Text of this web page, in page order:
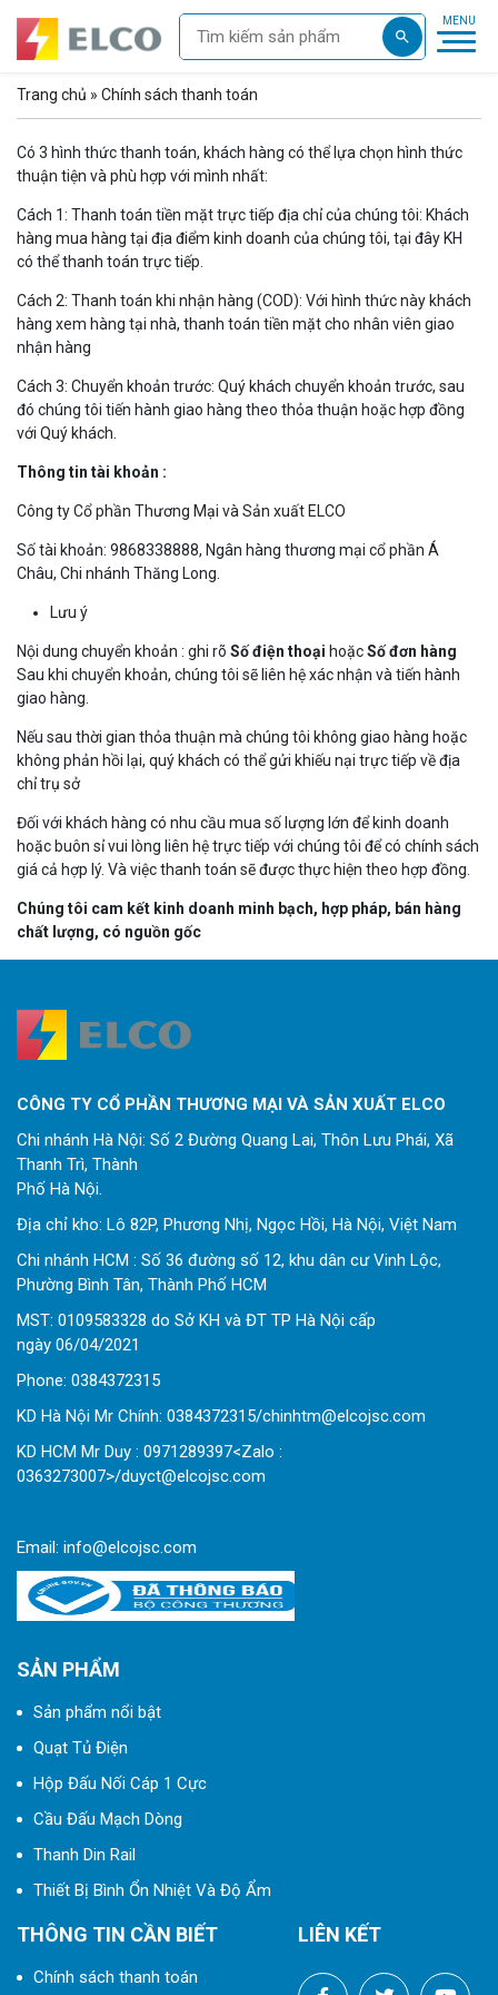
Trang chủ » Chính sách thanh toán
Có 3 hình thức thanh toán, khách hàng có thể lựa chọn hình thức
thuận tiện và phù hợp với mình nhất:
Cách 1: Thanh toán tiền mặt trực tiếp địa chỉ của chúng tôi: Khách
hàng mua hàng tại địa điểm kinh doanh của chúng tôi, tại đây KH
có thể thanh toán trực tiếp.
Cách 2: Thanh toán khi nhận hàng (COD): Với hình thức này khách
hàng xem hàng tại nhà, thanh toán tiền mặt cho nhân viên giao
nhận hàng
Cách 3: Chuyển khoản trước: Quý khách chuyển khoản trước, sau
đó chúng tôi tiến hành giao hàng theo thỏa thuận hoặc hợp đồng
với Quý khách.
Thông tin tài khoản :
Công ty Cổ phần Thương Mại và Sản xuất ELCO
Số tài khoản: 9868338888, Ngân hàng thương mại cổ phần Á
Châu, Chi nhánh Thăng Long.
Lưu ý
Nội dung chuyển khoản : ghi rõ Số điện thoại hoặcSố đơn hàng
Sau khi chuyển khoản, chúng tôi sẽ liên hệ xác nhận và tiến hành
giao hàng.
Nếu sau thời gian thỏa thuận mà chúng tôi không giao hàng hoặc
không phản hồi lại, quý khách có thể gửi khiếu nại trực tiếp về địa
chỉ trụ sở
Đối với khách hàng có nhu cầu mua số lượng lớn để kinh doanh
hoặc buôn sỉ vui lòng liên hệ trực tiếp với chúng tôi để có chính sách
giá cả hợp lý. Và việc thanh toán sẽ được thực hiện theo hợp đồng.
Chúng tôi cam kết kinh doanh minh bạch, hợp pháp, bán hàng
chất lượng, có nguồn gốc
CÔNG TY CỔ PHẦN THƯƠNG MẠI VÀ SẢN XUẤT ELCO
Chi nhánh Hà Nội: Số 2 Đường Quang Lai, Thôn Lưu Phái, Xã
Thanh Trì, Thành
Phố Hà Nội.
Địa chỉ kho: Lô 82P, Phương Nhị, Ngọc Hồi, Hà Nội, Việt Nam
Chi nhánh HCM : Số 36 đường số 12, khu dân cư Vinh Lộc,
Phường Bình Tân, Thành Phố HCM
MST: 0109583328 do Sở KH và ĐT TP Hà Nội cấp
ngày 06/04/2021
Phone: 0384372315
KD Hà Nội Mr Chính: 0384372315/chinhtm@elcojsc.com
KD HCM Mr Duy : 0971289397<Zalo :
0363273007>/duyct@elcojsc.com
Email: info@elcojsc.com
SẢN PHẨM
Sản phẩm nổi bật
Quạt Tủ Điện
Hộp Đấu Nối Cáp 1 Cực
Cầu Đấu Mạch Dòng
Thanh Din Rail
Thiết Bị Bình Ổn Nhiệt Và Độ Ẩm
THÔNG TIN CẦN BIẾT
Chính sách thanh toán
LIÊN KẾT